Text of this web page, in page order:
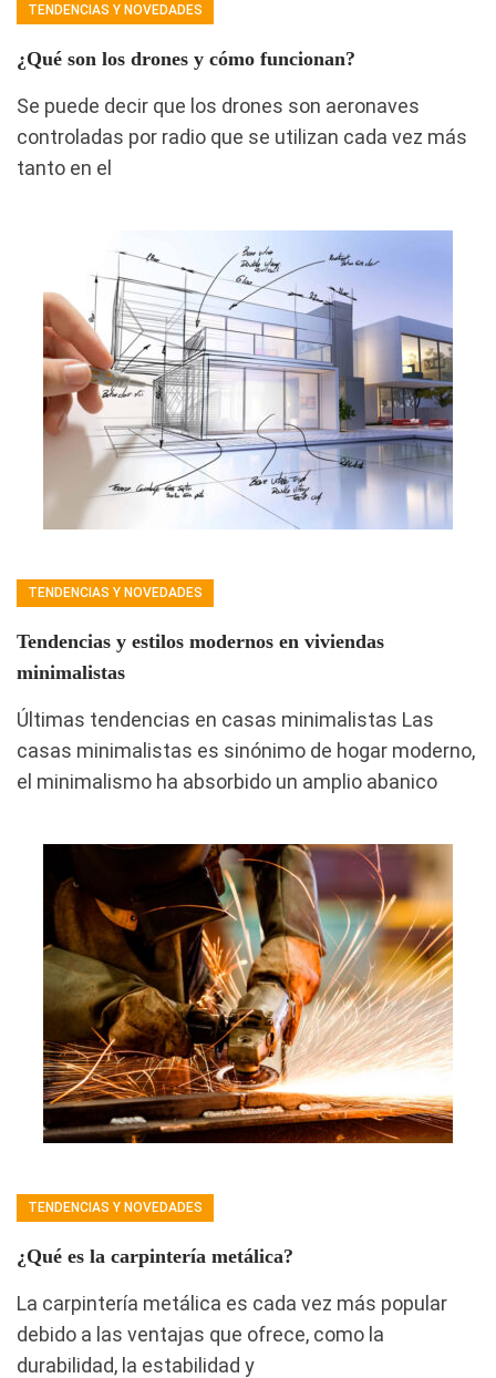
TENDENCIAS Y NOVEDADES
¿Qué son los drones y cómo funcionan?
Se puede decir que los drones son aeronaves
controladas por radio que se utilizan cada vez más
tanto en el
TENDENCIAS Y NOVEDADES
Tendencias y estilos modernos en viviendas
minimalistas
Últimas tendencias en casas minimalistas Las
casas minimalistas es sinónimo de hogar moderno,
el minimalismo ha absorbido un amplio abanico
TENDENCIAS Y NOVEDADES
¿Qué es la carpintería metálica?
La carpintería metálica es cada vez más popular
debido a las ventajas que ofrece, como la
durabilidad, la estabilidad y